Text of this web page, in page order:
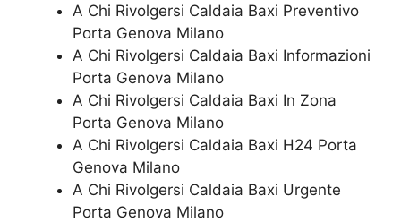
A Chi Rivolgersi Caldaia Baxi Preventivo
Porta Genova Milano
A Chi Rivolgersi Caldaia Baxi Informazioni
Porta Genova Milano
A Chi Rivolgersi Caldaia Baxi In Zona
Porta Genova Milano
A Chi Rivolgersi Caldaia Baxi H24 Porta
Genova Milano
A Chi Rivolgersi Caldaia Baxi Urgente
Porta Genova Milano